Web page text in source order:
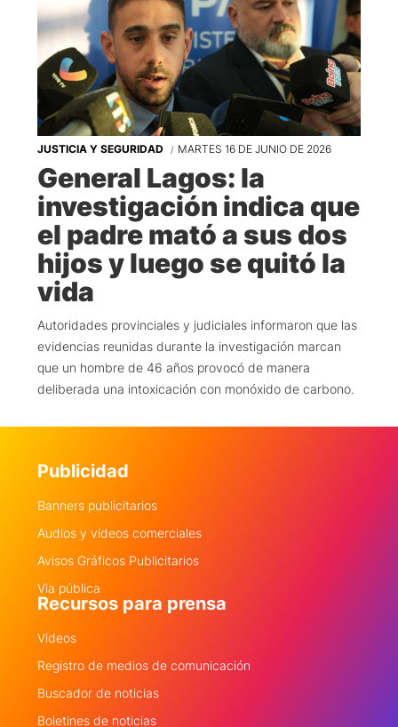
JUSTICIA Y SEGURIDAD MARTES 16 DE JUNIO DE 2026
General Lagos: la
investigación indica que
el padre mató a sus dos
hijos y luego se quitó la
vida
Autoridades provinciales y judiciales informaron que las
evidencias reunidas durante la investigación marcan
que un hombre de 46 años provocó de manera
deliberada una intoxicación con monóxido de carbono.
Publicidad
Banners publicitarios
Audios y videos comerciales
Avisos Gráficos Publicitarios
Via pública
Recursos para prensa
Videos
Registro de medios de comunicación
Buscador de noticias
Boletines de noticias